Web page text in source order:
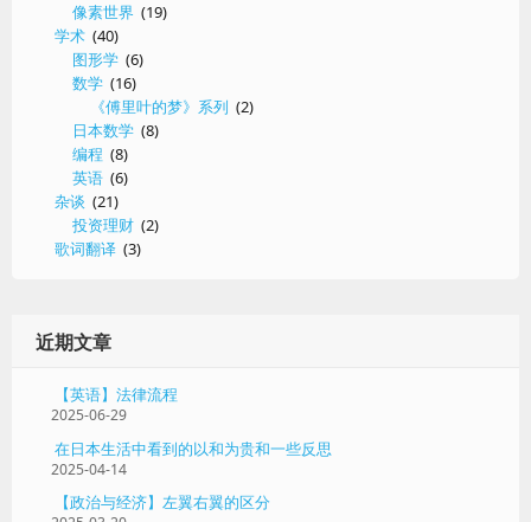
像素世界 (19)
学术 (40)
图形学 (6)
数学 (16)
《傅里叶的梦》系列 (2)
日本数学 (8)
编程 (8)
英语 (6)
杂谈 (21)
投资理财 (2)
歌词翻译 (3)
近期文章
【英语】法律流程
2025-06-29
在日本生活中看到的以和为贵和一些反思
2025-04-14
【政治与经济】左翼右翼的区分